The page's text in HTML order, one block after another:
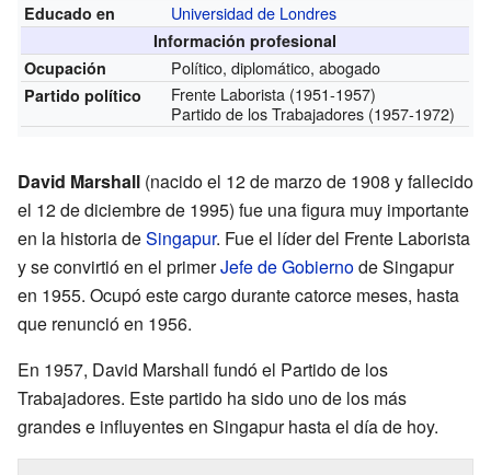
Educado en
Universidad de Londres
Información profesional
Ocupación
Político, diplomático, abogado
Partido político Frente Laborista (1951-1957)
Partido de los Trabajadores (1957-1972)
David Marshall (nacido el 12 de marzo de 1908 y fallecido
el 12 de diciembre de 1995) fue una figura muy importante
en la historia deSingapur. Fue el líder del Frente Laborista
y se convirtió en el primerJefe de Gobiernode Singapur
en 1955. Ocupó este cargo durante catorce meses, hasta
que renunció en 1956.
En 1957, David Marshall fundó el Partido de los
Trabajadores. Este partido ha sido uno de los más
grandes e influyentes en Singapur hasta el día de hoy.